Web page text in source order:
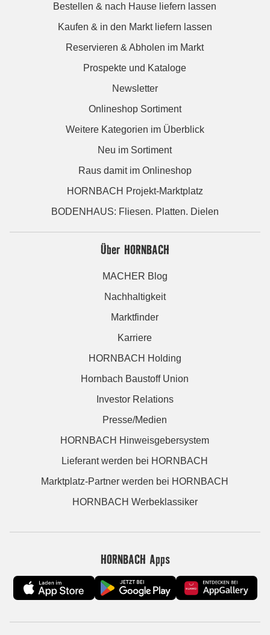
Bestellen & nach Hause liefern lassen
Kaufen & in den Markt liefern lassen
Reservieren & Abholen im Markt
Prospekte und Kataloge
Newsletter
Onlineshop Sortiment
Weitere Kategorien im Überblick
Neu im Sortiment
Raus damit im Onlineshop
HORNBACH Projekt-Marktplatz
BODENHAUS: Fliesen. Platten. Dielen
Über HORNBACH
MACHER Blog
Nachhaltigkeit
Marktfinder
Karriere
HORNBACH Holding
Hornbach Baustoff Union
Investor Relations
Presse/Medien
HORNBACH Hinweisgebersystem
Lieferant werden bei HORNBACH
Marktplatz-Partner werden bei HORNBACH
HORNBACH Werbeklassiker
HORNBACH Apps